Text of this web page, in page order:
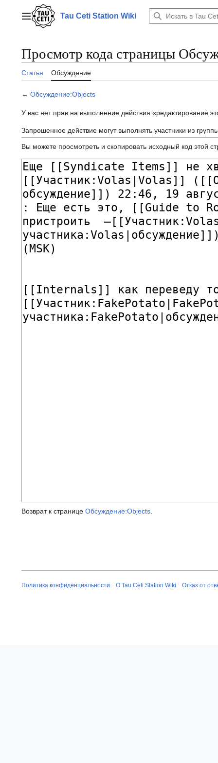
содержаниюГлавное менюTau Ceti Station Wiki
Просмотр кода страницы
Статья Обсуждение
← Обсуждение:Objects
У вас нет прав на выполнение действия «редактирование
Запрошенное действие могут выполнять участники из
Вы можете просмотреть и скопировать исходный код этой
Возврат к странице Обсуждение:Objects.
Политика конфиденциальности О Tau Ceti Station Wiki Отказ от